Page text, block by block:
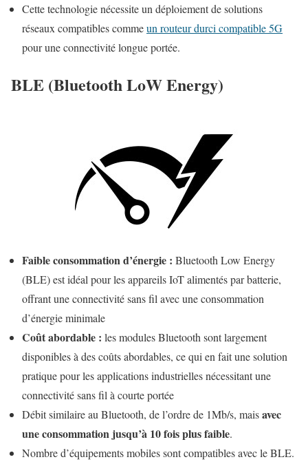
Cette technologie nécessite un déploiement de solutions
réseaux compatibles commeun routeur durci compatible 5G
pour une connectivité longue portée.
BLE (Bluetooth LoW Energy)
Faible consommation d’énergie : Bluetooth Low Energy
(BLE) est idéal pour les appareils IoT alimentés par batterie,
offrant une connectivité sans fil avec une consommation
d’énergie minimale
Coût abordable : les modules Bluetooth sont largement
disponibles à des coûts abordables, ce qui en fait une solution
pratique pour les applications industrielles nécessitant une
connectivité sans fil à courte portée
Débit similaire au Bluetooth, de l’ordre de 1Mb/s, maisavec
une consommation jusqu’à 10 fois plus faible.
Nombre d’équipements mobiles sont compatibles avec le BLE.